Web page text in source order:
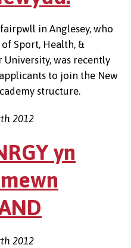
in Anglesey, who
Sport, Health, &
University, was recently
to join the New
structure.
2012
yn
2012